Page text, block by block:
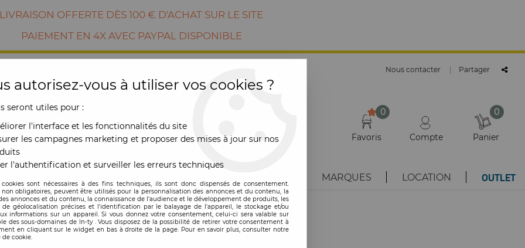
LIVRAISON OFFERTE DÈS 100 € D'ACHAT SUR LE SITE
PAIEMENT EN 4X AVEC PAYPAL DISPONIBLE
Nous contacter Partager
0
Favoris Compte
0
Panier
MARQUES LOCATION OUTLET
TABOURET BAS
autorisez-vous à utiliser vos cookies ?
seront utiles pour :
l'interface et les fonctionnalités du site
les campagnes marketing et proposer des mises à jour sur nos
l'authentification et surveiller les erreurs techniques
cookies sont nécessaires à des fins techniques, ils sont donc dispensés de consentement.
non obligatoires, peuvent être utilisés pour la personnalisation des annonces et du contenu, la
annonces et du contenu, la connaissance de l'audience et le développement de produits, les
de géolocalisation précises et l'identification par le balayage de l'appareil, le stockage et/ou
informations sur un appareil. Si vous donnez votre consentement, celui-ci sera valable sur
des sous-domaines de In-ty . Vous disposez de la possibilité de retirer votre consentement à
en cliquant sur le widget en bas à droite de la page. Pour en savoir plus, consulter notre
cookie.